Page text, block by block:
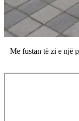
Me fustan të zi e një